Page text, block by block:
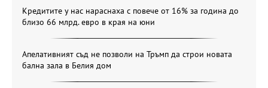
Кредитите у нас нараснаха с повече от 16% за година до
близо 66 млрд. евро в края на юни
Апелативният съд не позволи на Тръмп да строи новата
бална зала в Белия дом